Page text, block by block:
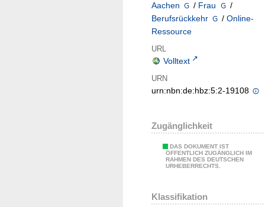
Aachen / Frau
/
Berufsrückkehr
/ Online-
Ressource
URL
Volltext
URN
urn:nbn:de:hbz:5:2-19108
Zugänglichkeit
DAS DOKUMENT IST
ÖFFENTLICH ZUGÄNGLICH IM
RAHMEN DES DEUTSCHEN
URHEBERRECHTS.
Klassifikation